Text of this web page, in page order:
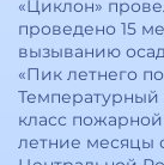
«Циклон»
проведено 15
вызыванию
«Пик летнего
Температурный
класс
летние месяцы